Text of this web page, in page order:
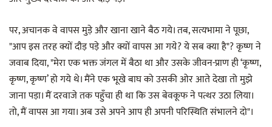
पर, अचानक वे वापस मुड़े और खाना खाने बैठ गये। तब, सत्यभामा ने पूछा,
"आप इस तरह क्यों दौड़ पड़े और क्यों वापस आ गये? ये सब क्या है"? कृष्ण ने
जवाब दिया, "मेरा एक भक्त जंगल में बैठा था और उसके जीवन-प्राण ही ‘कृष्ण,
कृष्ण, कृष्ण’ हो गये थे। मैंने एक भूखे बाघ को उसकी ओर आते देखा तो मुझे
जाना पड़ा। मैं दरवाजे तक पहुँचा ही था कि उस बेवकूफ ने पत्थर उठा लिया।
तो, मैं वापस आ गया। अब उसे अपने आप ही अपनी परिस्थिति संभालने दो"।